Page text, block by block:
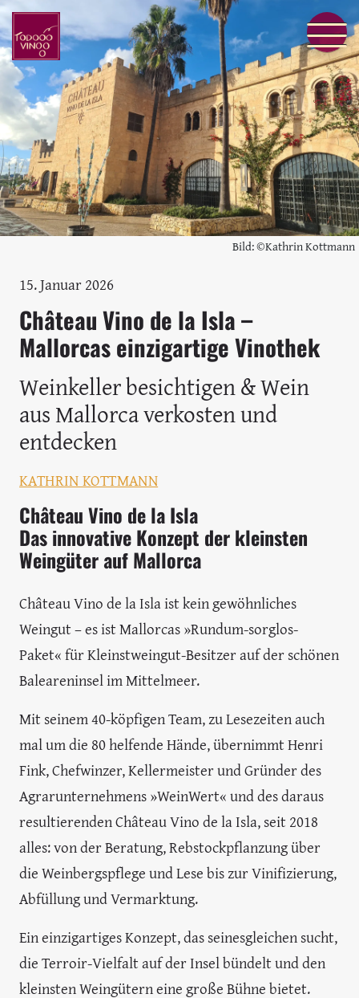
Bild: ©Kathrin Kottmann
15. Januar 2026
Château Vino de la Isla –
Mallorcas einzigartige Vinothek
Weinkeller besichtigen & Wein
aus Mallorca verkosten und
entdecken
KATHRIN KOTTMANN
Château Vino de la Isla
Das innovative Konzept der kleinsten
Weingüter auf Mallorca
Château Vino de la Isla ist kein gewöhnliches
Weingut – es ist Mallorcas »Rundum-sorglos-
Paket« für Kleinstweingut-Besitzer auf der schönen
Baleareninsel im Mittelmeer.
Mit seinem 40-köpfigen Team, zu Lesezeiten auch
mal um die 80 helfende Hände, übernimmt Henri
Fink, Chefwinzer, Kellermeister und Gründer des
Agrarunternehmens »WeinWert« und des daraus
resultierenden Château Vino de la Isla, seit 2018
alles: von der Beratung, Rebstockpflanzung über
die Weinbergspflege und Lese bis zur Vinifizierung,
Abfüllung und Vermarktung.
Ein einzigartiges Konzept, das seinesgleichen sucht,
die Terroir-Vielfalt auf der Insel bündelt und den
kleinsten Weingütern eine große Bühne bietet.